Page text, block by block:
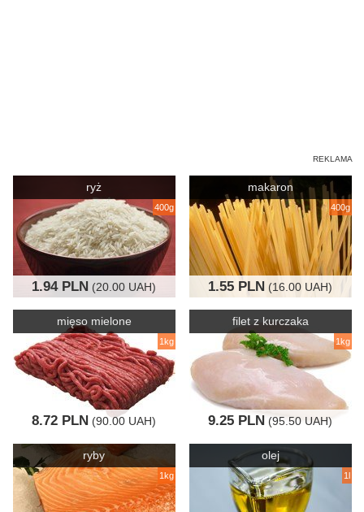
ryż
400g
1.94 PLN (20.00 UAH)
makaron
400g
1.55 PLN (16.00 UAH)
mięso mielone
1kg
8.72 PLN (90.00 UAH)
filet z kurczaka
1kg
9.25 PLN (95.50 UAH)
ryby
1kg
olej
1l